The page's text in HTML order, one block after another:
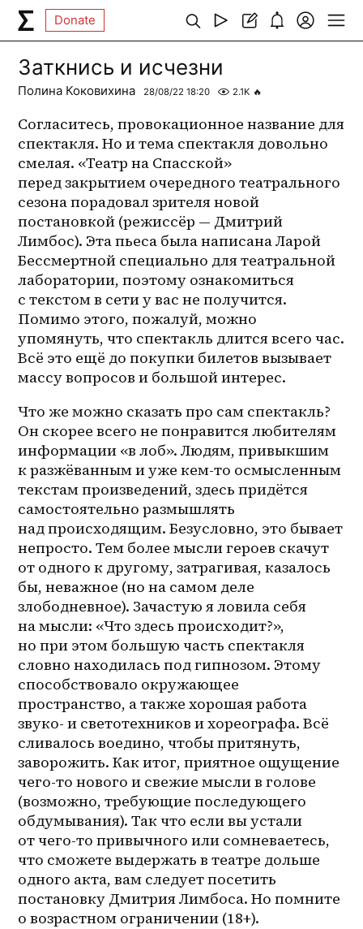
Donate
Заткнись и исчезни
Полина Коковихина 28/08/22 18:20 2.1K 🔥
Согласитесь, провокационное название для
спектакля. Но и тема спектакля довольно
смелая. «Театр на Спасской»
перед закрытием очередного театрального
сезона порадовал зрителя новой
постановкой (режиссёр — Дмитрий
Лимбос). Эта пьеса была написана Ларой
Бессмертной специально для театральной
лаборатории, поэтому ознакомиться
с текстом в сети у вас не получится.
Помимо этого, пожалуй, можно
упомянуть, что спектакль длится всего час.
Всё это ещё до покупки билетов вызывает
массу вопросов и большой интерес.
Что же можно сказать про сам спектакль?
Он скорее всего не понравится любителям
информации «в лоб». Людям, привыкшим
к разжёванным и уже кем-то осмысленным
текстам произведений, здесь придётся
самостоятельно размышлять
над происходящим. Безусловно, это бывает
непросто. Тем более мысли героев скачут
от одного к другому, затрагивая, казалось
бы, неважное (но на самом деле
злободневное). Зачастую я ловила себя
на мысли: «Что здесь происходит?»,
но при этом большую часть спектакля
словно находилась под гипнозом. Этому
способствовало окружающее
пространство, а также хорошая работа
звуко- и светотехников и хореографа. Всё
сливалось воедино, чтобы притянуть,
заворожить. Как итог, приятное ощущение
чего-то нового и свежие мысли в голове
(возможно, требующие последующего
обдумывания). Так что если вы устали
от чего-то привычного или сомневаетесь,
что сможете выдержать в театре дольше
одного акта, вам следует посетить
постановку Дмитрия Лимбоса. Но помните
о возрастном ограничении (18+).